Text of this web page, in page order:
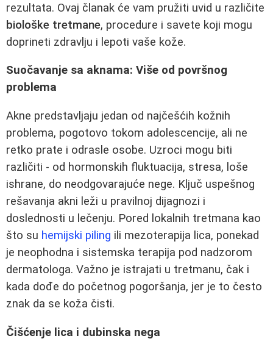
rezultata. Ovaj članak će vam pružiti uvid u različite
biološke tretmane, procedure i savete koji mogu
doprineti zdravlju i lepoti vaše kože.
Suočavanje sa aknama: Više od površnog
problema
Akne predstavljaju jedan od najčešćih kožnih
problema, pogotovo tokom adolescencije, ali ne
retko prate i odrasle osobe. Uzroci mogu biti
različiti - od hormonskih fluktuacija, stresa, loše
ishrane, do neodgovarajuće nege. Ključ uspešnog
rešavanja akni leži u pravilnoj dijagnozi i
doslednosti u lečenju. Pored lokalnih tretmana kao
što su hemijski piling ili mezoterapija lica, ponekad
je neophodna i sistemska terapija pod nadzorom
dermatologa. Važno je istrajati u tretmanu, čak i
kada dođe do početnog pogoršanja, jer je to često
znak da se koža čisti.
Čišćenje lica i dubinska nega